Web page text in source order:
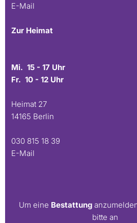
E-Mail
Zur Heimat
Mi. 15 - 17 Uhr
Fr. 10 - 12 Uhr
Heimat 27
14165 Berlin
030 815 18 39
E-Mail
Um eine Bestattung
bitte an